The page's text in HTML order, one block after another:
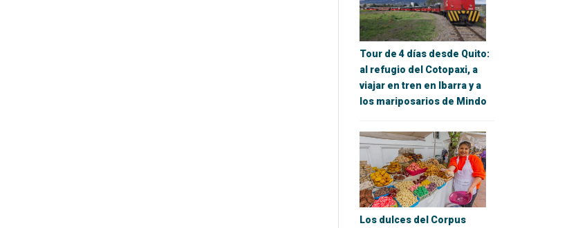
Tour de 4 días desde Quito:
al refugio del Cotopaxi, a
viajar en tren en Ibarra y a
los mariposarios de Mindo
Los dulces del Corpus